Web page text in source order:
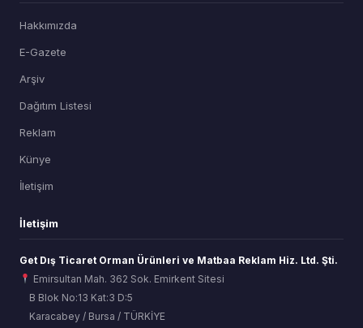
Hakkımızda
E-Gazete
Arşiv
Dağıtım Listesi
Reklam
Künye
İletişim
İletişim
Get Dış Ticaret Orman Ürünleri ve Matbaa Reklam Hiz. Ltd. Şti.
Emirsultan Mah. 362 Sok. Emirkent Sitesi
B Blok No:13 Kat:3 D:5
Karacabey / Bursa / TÜRKİYE
ORSİAD AI